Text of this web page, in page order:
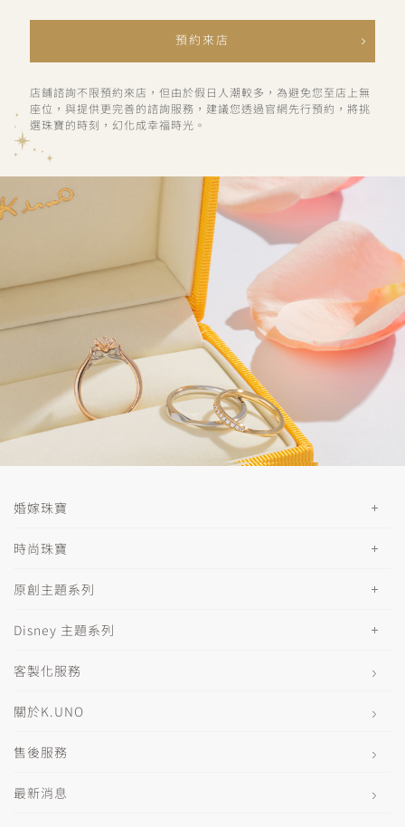
預約來店
店鋪諮詢不限預約來店，但由於假日人潮較多，為避免您至店上無
座位，與提供更完善的諮詢服務，建議您透過官網先行預約，將挑
選珠寶的時刻，幻化成幸福時光。
婚嫁珠寶
時尚珠寶
原創主題系列
Disney 主題系列
客製化服務
關於K.UNO
售後服務
最新消息